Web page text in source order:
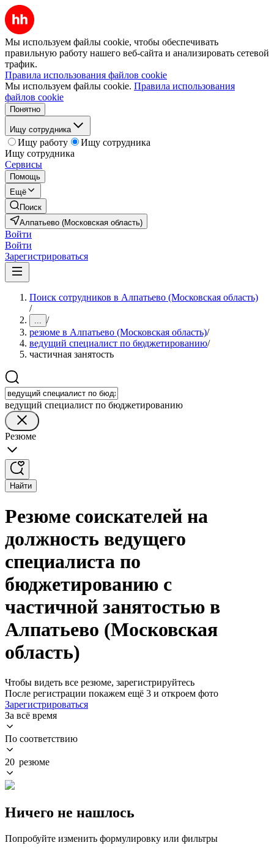
Мы используем файлы cookie, чтобы обеспечивать
правильную работу нашего веб-сайта и анализировать сетевой
трафик.
Правила использования файлов cookie
Мы используем файлы cookie. Правила использования
файлов cookie
Понятно
Ищу сотрудника
Ищу работу
Ищу сотрудника
Ищу сотрудника
Сервисы
Помощь
Ещё
Поиск
Алпатьево (Московская область)
Войти
Войти
Зарегистрироваться
Поиск сотрудников в Алпатьево (Московская область)
/
... /
резюме в Алпатьево (Московская область)/
ведущий специалист по бюджетированию/
частичная занятость
ведущий специалист по бюджетированию
Резюме
Найти
Резюме соискателей на
должность ведущего
специалиста по
бюджетированию с
частичной занятостью в
Алпатьево (Московская
область)
Чтобы видеть все резюме, зарегистрируйтесь
После регистрации покажем ещё 3 и откроем фото
Зарегистрироваться
За всё время
По соответствию
20 резюме
Ничего не нашлось
Попробуйте изменить формулировку или фильтры